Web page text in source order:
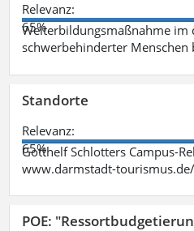
Relevanz:
65%
Weiterbildungsmaßnahme im
schwerbehinderter Menschen
Standorte
Relevanz:
65%
Gotthelf Schlotters Campus-
www.darmstadt-
POE: